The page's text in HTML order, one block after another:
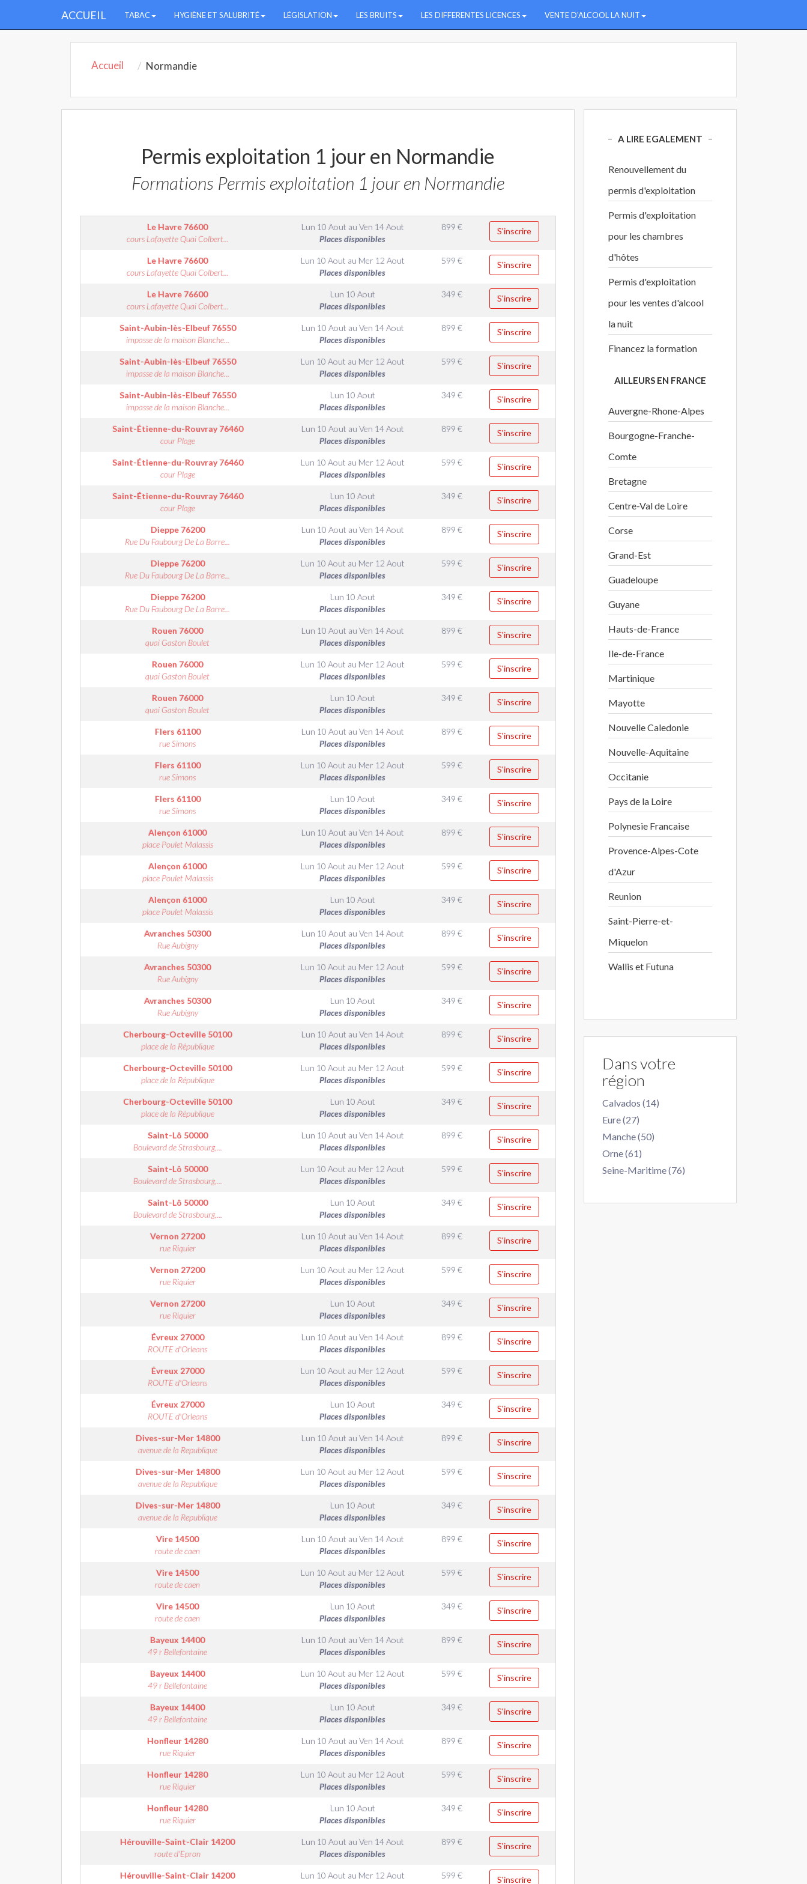
ACCUEIL TABAC HYGIÈNE ET SALUBRITÉ LÉGISLATION LES BRUITS LES DIFFERENTES LICENCES VENTE D'ALCOOL LA NUIT
Accueil Normandie
Permis exploitation 1 jour en Normandie
Formations Permis exploitation 1 jour en Normandie
Le Havre 76600
cours Lafayette Quai Colbert...
Lun 10 Aout au Ven 14 Aout
Places disponibles
899 € S'inscrire
Le Havre 76600
cours Lafayette Quai Colbert...
Lun 10 Aout au Mer 12 Aout
Places disponibles
599 € S'inscrire
Le Havre 76600
cours Lafayette Quai Colbert...
Lun 10 Aout
Places disponibles
349 € S'inscrire
Saint-Aubin-lès-Elbeuf 76550
impasse de la maison Blanche...
Lun 10 Aout au Ven 14 Aout
Places disponibles
899 € S'inscrire
Saint-Aubin-lès-Elbeuf 76550
impasse de la maison Blanche...
Lun 10 Aout au Mer 12 Aout
Places disponibles
599 € S'inscrire
Saint-Aubin-lès-Elbeuf 76550
impasse de la maison Blanche...
Lun 10 Aout
Places disponibles
349 € S'inscrire
Saint-Étienne-du-Rouvray76460
cour Plage
Lun 10 Aout au Ven 14 Aout
Places disponibles
899 € S'inscrire
Saint-Étienne-du-Rouvray76460
cour Plage
Lun 10 Aout au Mer 12 Aout
Places disponibles
599 € S'inscrire
Saint-Étienne-du-Rouvray76460
cour Plage
Lun 10 Aout
Places disponibles
349 € S'inscrire
Dieppe 76200
Rue Du Faubourg De La Barre...
Lun 10 Aout au Ven 14 Aout
Places disponibles
899 € S'inscrire
Dieppe 76200
Rue Du Faubourg De La Barre...
Lun 10 Aout au Mer 12 Aout
Places disponibles
599 € S'inscrire
Dieppe 76200
Rue Du Faubourg De La Barre...
Lun 10 Aout
Places disponibles
349 € S'inscrire
Rouen 76000
quai Gaston Boulet
Lun 10 Aout au Ven 14 Aout
Places disponibles
899 € S'inscrire
Rouen 76000
quai Gaston Boulet
Lun 10 Aout au Mer 12 Aout
Places disponibles
599 € S'inscrire
Rouen 76000
quai Gaston Boulet
Lun 10 Aout
Places disponibles
349 € S'inscrire
Flers 61100
rue Simons
Lun 10 Aout au Ven 14 Aout
Places disponibles
899 € S'inscrire
Flers 61100
rue Simons
Lun 10 Aout au Mer 12 Aout
Places disponibles
599 € S'inscrire
Flers 61100
rue Simons
Lun 10 Aout
Places disponibles
349 € S'inscrire
Alençon 61000
place Poulet Malassis
Lun 10 Aout au Ven 14 Aout
Places disponibles
899 € S'inscrire
Alençon 61000
place Poulet Malassis
Lun 10 Aout au Mer 12 Aout
Places disponibles
599 € S'inscrire
Alençon 61000
place Poulet Malassis
Lun 10 Aout
Places disponibles
349 € S'inscrire
Avranches 50300
Rue Aubigny
Lun 10 Aout au Ven 14 Aout
Places disponibles
899 € S'inscrire
Avranches 50300
Rue Aubigny
Lun 10 Aout au Mer 12 Aout
Places disponibles
599 € S'inscrire
Avranches 50300
Rue Aubigny
Lun 10 Aout
Places disponibles
349 € S'inscrire
Cherbourg-Octeville 50100
place de la République
Lun 10 Aout au Ven 14 Aout
Places disponibles
899 € S'inscrire
Cherbourg-Octeville 50100
place de la République
Lun 10 Aout au Mer 12 Aout
Places disponibles
599 € S'inscrire
Cherbourg-Octeville 50100
place de la République
Lun 10 Aout
Places disponibles
349 € S'inscrire
Saint-Lô 50000
Boulevard de Strasbourg,...
Lun 10 Aout au Ven 14 Aout
Places disponibles
899 € S'inscrire
Saint-Lô 50000
Boulevard de Strasbourg,...
Lun 10 Aout au Mer 12 Aout
Places disponibles
599 € S'inscrire
Saint-Lô 50000
Boulevard de Strasbourg,...
Lun 10 Aout
Places disponibles
349 € S'inscrire
Vernon 27200
rue Riquier
Lun 10 Aout au Ven 14 Aout
Places disponibles
899 € S'inscrire
Vernon 27200
rue Riquier
Lun 10 Aout au Mer 12 Aout
Places disponibles
599 € S'inscrire
Vernon 27200
rue Riquier
Lun 10 Aout
Places disponibles
349 € S'inscrire
Évreux 27000
ROUTE d'Orleans
Lun 10 Aout au Ven 14 Aout
Places disponibles
899 € S'inscrire
Évreux 27000
ROUTE d'Orleans
Lun 10 Aout au Mer 12 Aout
Places disponibles
599 € S'inscrire
Évreux 27000
ROUTE d'Orleans
Lun 10 Aout
Places disponibles
349 € S'inscrire
Dives-sur-Mer 14800
avenue de la Republique
Lun 10 Aout au Ven 14 Aout
Places disponibles
899 € S'inscrire
Dives-sur-Mer 14800
avenue de la Republique
Lun 10 Aout au Mer 12 Aout
Places disponibles
599 € S'inscrire
Dives-sur-Mer 14800
avenue de la Republique
Lun 10 Aout
Places disponibles
349 € S'inscrire
Vire 14500
route de caen
Lun 10 Aout au Ven 14 Aout
Places disponibles
899 € S'inscrire
Vire 14500
route de caen
Lun 10 Aout au Mer 12 Aout
Places disponibles
599 € S'inscrire
Vire 14500
route de caen
Lun 10 Aout
Places disponibles
349 € S'inscrire
Bayeux 14400
49 r Bellefontaine
Lun 10 Aout au Ven 14 Aout
Places disponibles
899 € S'inscrire
Bayeux 14400
49 r Bellefontaine
Lun 10 Aout au Mer 12 Aout
Places disponibles
599 € S'inscrire
Bayeux 14400
49 r Bellefontaine
Lun 10 Aout
Places disponibles
349 € S'inscrire
Honfleur 14280
rue Riquier
Lun 10 Aout au Ven 14 Aout
Places disponibles
899 € S'inscrire
Honfleur 14280
rue Riquier
Lun 10 Aout au Mer 12 Aout
Places disponibles
599 € S'inscrire
Honfleur 14280
rue Riquier
Lun 10 Aout
Places disponibles
349 € S'inscrire
Hérouville-Saint-Clair 14200
route d'Epron
Lun 10 Aout au Ven 14 Aout
Places disponibles
899 € S'inscrire
Hérouville-Saint-Clair 14200
Lun 10 Aout au Mer 12 Aout
599 € S'inscrire
A LIRE EGALEMENT
Renouvellement du
permis d'exploitation
Permis d'exploitation
pour les chambres
d'hôtes
Permis d'exploitation
pour les ventes d'alcool
la nuit
Financez la formation
AILLEURS EN FRANCE
Auvergne-Rhone-Alpes
Bourgogne-Franche-
Comte
Bretagne
Centre-Val de Loire
Corse
Grand-Est
Guadeloupe
Guyane
Hauts-de-France
Ile-de-France
Martinique
Mayotte
Nouvelle Caledonie
Nouvelle-Aquitaine
Occitanie
Pays de la Loire
Polynesie Francaise
Provence-Alpes-Cote
d'Azur
Reunion
Saint-Pierre-et-
Miquelon
Wallis et Futuna
Dans votre
région
Calvados (14)
Eure (27)
Manche (50)
Orne (61)
Seine-Maritime (76)